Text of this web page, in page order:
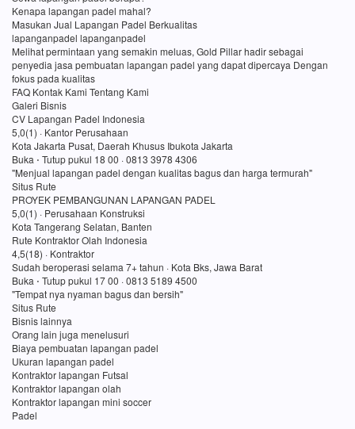
Kenapa lapangan padel mahal?
Masukan Jual Lapangan Padel Berkualitas
lapanganpadel lapanganpadel
Melihat permintaan yang semakin meluas, Gold Pillar hadir sebagai
penyedia jasa pembuatan lapangan padel yang dapat dipercaya Dengan
fokus pada kualitas
FAQ Kontak Kami Tentang Kami
Galeri Bisnis
CV Lapangan Padel Indonesia
5,0(1) · Kantor Perusahaan
Kota Jakarta Pusat, Daerah Khusus Ibukota Jakarta
Buka ⋅ Tutup pukul 18 00 · 0813 3978 4306
"Menjual lapangan padel dengan kualitas bagus dan harga termurah"
Situs Rute
PROYEK PEMBANGUNAN LAPANGAN PADEL
5,0(1) · Perusahaan Konstruksi
Kota Tangerang Selatan, Banten
Rute Kontraktor Olah Indonesia
4,5(18) · Kontraktor
Sudah beroperasi selama 7+ tahun · Kota Bks, Jawa Barat
Buka ⋅ Tutup pukul 17 00 · 0813 5189 4500
"Tempat nya nyaman bagus dan bersih"
Situs Rute
Bisnis lainnya
Orang lain juga menelusuri
Biaya pembuatan lapangan padel
Ukuran lapangan padel
Kontraktor lapangan Futsal
Kontraktor lapangan olah
Kontraktor lapangan mini soccer
Padel